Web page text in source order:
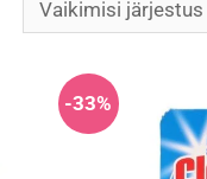
-33%